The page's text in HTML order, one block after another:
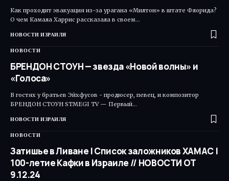
Как проходит эвакуация из-за урагана «Милтон» в штате Флорида?
О чем Камала Харрис рассказала в своем…
НОВОСТИ ИЗРАИЛЯ
НОВОСТИ
БРЕНДОН СТОУН — звезда «Новой волны» и
«Голоса»
В гостях у братьев Эйхфусов - продюсер, певец, и композитор
БРЕНДОН СТОУН STMEGI TV — Первый…
НОВОСТИ ИЗРАИЛЯ
НОВОСТИ
Затишье в Ливане | Список заложников ХАМАС |
100-летие Кафки в Израиле // НОВОСТИ ОТ
9.12.24